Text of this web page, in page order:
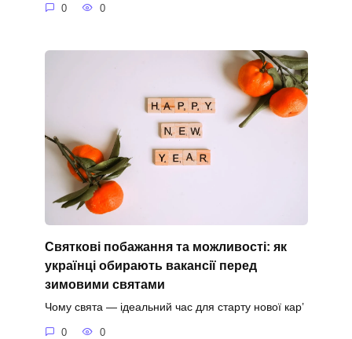
0 0
Святкові побажання та можливості: як
українці обирають вакансії перед
зимовими святами
Чому свята — ідеальний час для старту нової кар’
0 0